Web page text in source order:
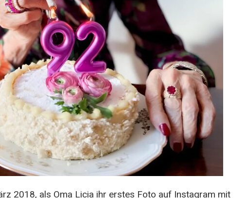
2018, als Oma Licia ihr erstes Foto auf Instagram mit